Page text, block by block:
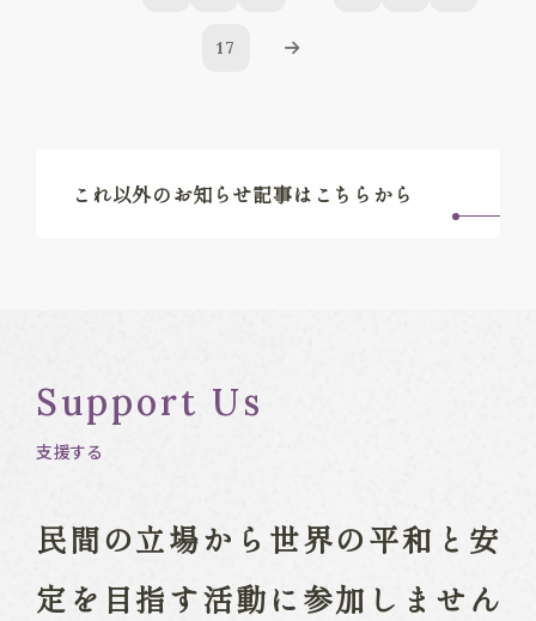
17
これ以外のお知らせ記事はこちらから
Support Us
支援する
民間の立場から 世界の平和と安
定を目指す活動に参加しません